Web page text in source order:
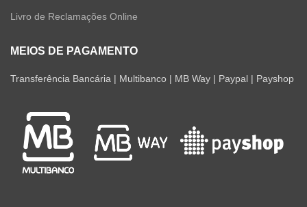
Livro de Reclamações Online
MEIOS DE PAGAMENTO
Transferência Bancária | Multibanco | MB Way | Paypal | Payshop